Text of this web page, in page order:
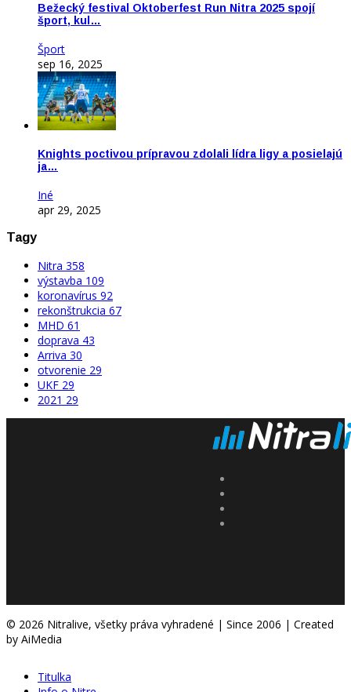
Bežecký festival Oktoberfest Run Nitra 2025 spojí
šport, kul…
Šport
sep 16, 2025
Knights poctivou prípravou zdolali lídra ligy a posielajú
ja…
Iné
apr 29, 2025
Tagy
Nitra 358
výstavba 109
koronavírus 92
rekonštrukcia 67
MHD 61
doprava 43
Arriva 30
otvorenie 29
UKF 29
2021 29
© 2026 Nitralive, všetky práva vyhradené | Since 2006 | Created
by AiMedia
Titulka